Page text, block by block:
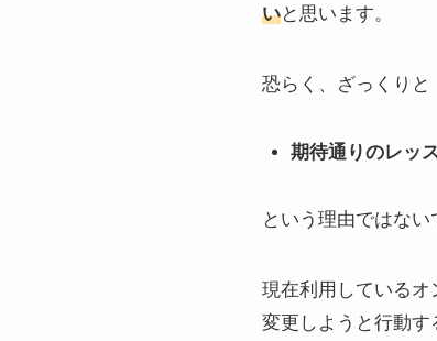
いと思います。
恐らく、ざっくりと
期待通りのレッ
という理由ではない
現在利用している
変更しようと行動す